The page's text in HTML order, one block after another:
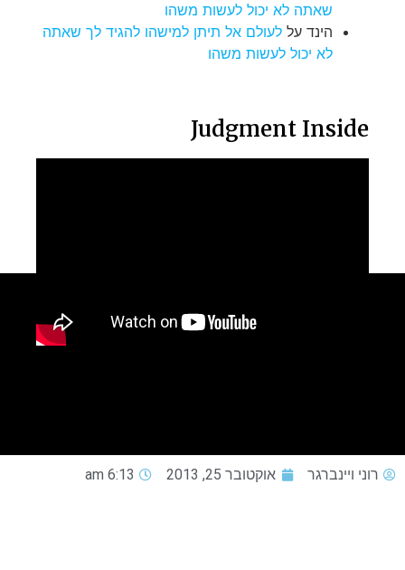
שאתה לא יכול לעשות משהו
הינד על לעולם אל תיתן למישהו להגיד לך שאתה
לא יכול לעשות משהו
Judgment Inside
רוני ויינברגר אוקטובר 25, 2013 6:13 am